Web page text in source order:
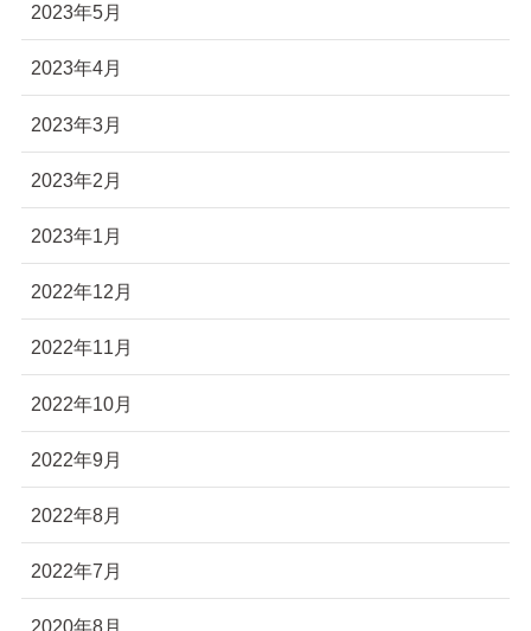
2023年5月
2023年4月
2023年3月
2023年2月
2023年1月
2022年12月
2022年11月
2022年10月
2022年9月
2022年8月
2022年7月
2020年8月